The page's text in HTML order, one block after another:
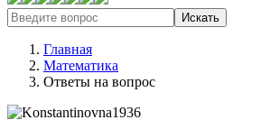
Искать
Главная
Математика
Ответы на вопрос